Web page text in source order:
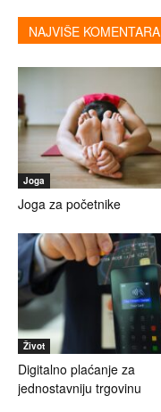
NAJVIŠE KOMENTARA
Joga
Joga za početnike
Život
Digitalno plaćanje za
jednostavniju trgovinu